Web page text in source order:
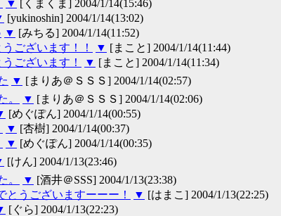
▼ [くまくま] 2004/1/14(15:46)
[yukinoshin] 2004/1/14(13:02)
▼ [みちる] 2004/1/14(11:52)
ございます！！ ▼ [まこと] 2004/1/14(11:44)
ございます！ ▼ [まこと] 2004/1/14(11:34)
▼ [まりあ＠ＳＳＳ] 2004/1/14(02:57)
。 ▼ [まりあ＠ＳＳＳ] 2004/1/14(02:06)
[めぐぽん] 2004/1/14(00:55)
▼ [杏樹] 2004/1/14(00:37)
▼ [めぐぽん] 2004/1/14(00:35)
[けん] 2004/1/13(23:46)
。 ▼ [酒井＠SSS] 2004/1/13(23:38)
とうございますーーー！ ▼ [はまこ] 2004/1/13(22:25)
[ぐら] 2004/1/13(22:23)